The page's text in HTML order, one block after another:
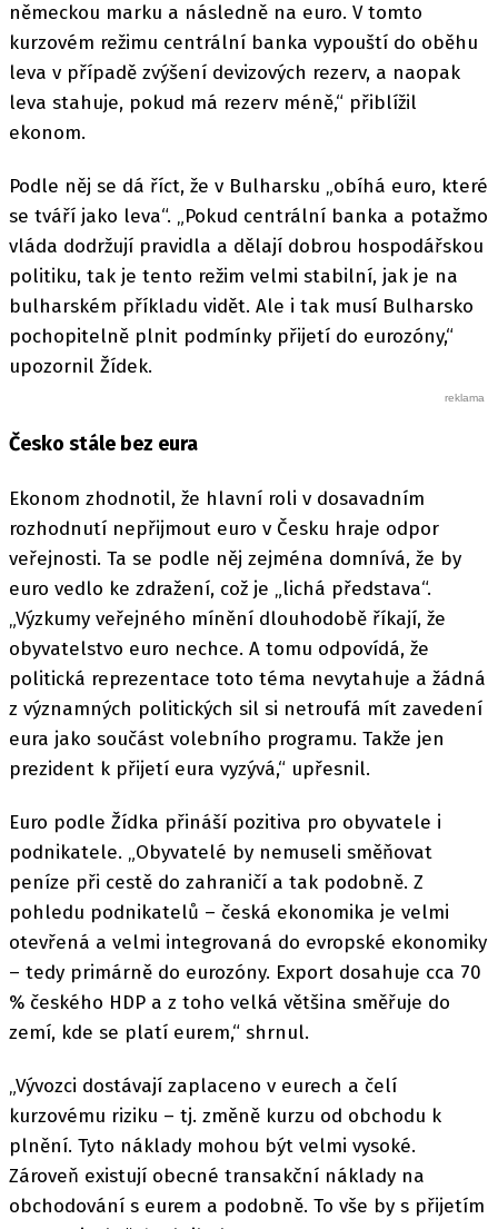
německou marku a následně na euro. V tomto
kurzovém režimu centrální banka vypouští do oběhu
leva v případě zvýšení devizových rezerv, a naopak
leva stahuje, pokud má rezerv méně,“ přiblížil
ekonom.
Podle něj se dá říct, že v Bulharsku „obíhá euro, které
se tváří jako leva“. „Pokud centrální banka a potažmo
vláda dodržují pravidla a dělají dobrou hospodářskou
politiku, tak je tento režim velmi stabilní, jak je na
bulharském příkladu vidět. Ale i tak musí Bulharsko
pochopitelně plnit podmínky přijetí do eurozóny,“
upozornil Žídek.
Česko stále bez eura
Ekonom zhodnotil, že hlavní roli v dosavadním
rozhodnutí nepřijmout euro v Česku hraje odpor
veřejnosti. Ta se podle něj zejména domnívá, že by
euro vedlo ke zdražení, což je „lichá představa“.
„Výzkumy veřejného mínění dlouhodobě říkají, že
obyvatelstvo euro nechce. A tomu odpovídá, že
politická reprezentace toto téma nevytahuje a žádná
z významných politických sil si netroufá mít zavedení
eura jako součást volebního programu. Takže jen
prezident k přijetí eura vyzývá,“ upřesnil.
Euro podle Žídka přináší pozitiva pro obyvatele i
podnikatele. „Obyvatelé by nemuseli směňovat
peníze při cestě do zahraničí a tak podobně. Z
pohledu podnikatelů – česká ekonomika je velmi
otevřená a velmi integrovaná do evropské ekonomiky
– tedy primárně do eurozóny. Export dosahuje cca 70
% českého HDP a z toho velká většina směřuje do
zemí, kde se platí eurem,“ shrnul.
„Vývozci dostávají zaplaceno v eurech a čelí
kurzovému riziku – tj. změně kurzu od obchodu k
plnění. Tyto náklady mohou být velmi vysoké.
Zároveň existují obecné transakční náklady na
obchodování s eurem a podobně. To vše by s přijetím